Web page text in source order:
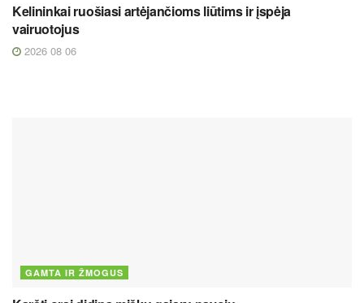
Kelininkai ruošiasi artėjančioms liūtims ir įspėja
vairuotojus
2026 08 06
GAMTA IR ŽMOGUS